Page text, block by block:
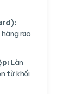
rào
Làn
từ khối